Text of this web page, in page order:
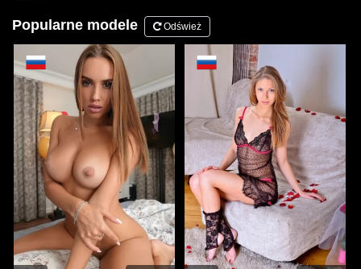
Popularne modele Odśwież